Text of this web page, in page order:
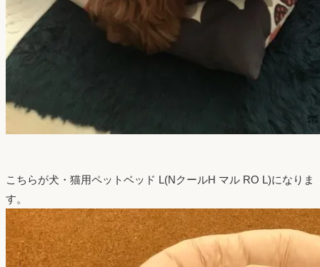
こちらが犬・猫用ペットベッド L(NクールH マル RO L)になりま
す。